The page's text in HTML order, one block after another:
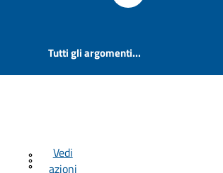
Tutti gli argomenti...
Vedi
azioni